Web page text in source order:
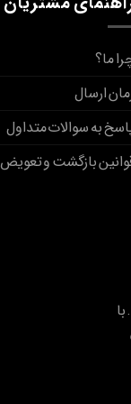
ما؟
ارسال
به سوالات متداول
بازگشت و تعویض
با